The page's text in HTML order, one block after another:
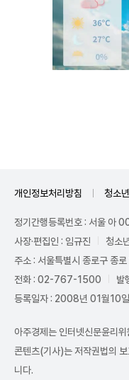
개인정보처리방침 청소
정기간행등록번호 : 서울 아
사장·편집인 : 임규진
청소
주소 : 서울특별시 종로구 종
전화 : 02-767-1500
발
등록일자 : 2008년 01월10일
아주경제는 인터넷신문윤리
콘텐츠(기사)는 저작권법의
니다.